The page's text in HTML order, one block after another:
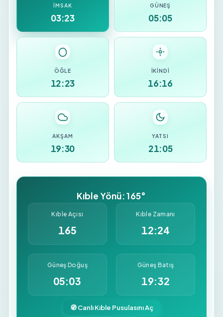
İMSAK
03:23
GÜNEŞ
05:05
ÖĞLE
12:23
İKINDI
16:16
AKŞAM
19:30
YATSI
21:05
Kıble Yönü: 165°
Kıble Açısı
165
Kıble Zamanı
12:24
Güneş Doğuş
05:03
Güneş Batış
19:32
🧭 Canlı Kıble Pusulasını Aç